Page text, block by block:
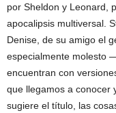
por Sheldon y Leonard,
apocalipsis multiversal.
Denise, de su amigo el
especialmente molesto
encuentran con
que llegamos a conocer
sugiere el título, las